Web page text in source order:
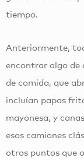
tiempo.
Anteriormente,
encontrar algo de
de comida, que
incluían papas
mayonesa, y
esos camiones
otros puntos que